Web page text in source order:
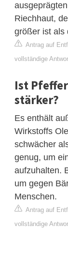
Riechhaut,
größer ist als
Antrag auf
vollständige
Ist
stärker?
Es enthält
Wirkstoffs
schwächer
genug, um
aufzuhalten.
um gegen
Menschen.
Antrag auf
vollständige